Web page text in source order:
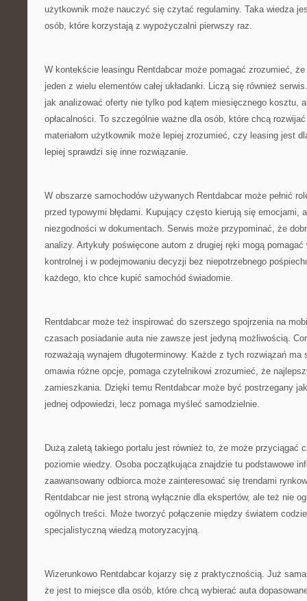
użytkownik może nauczyć się czytać regulaminy. Taka wiedza
osób, które korzystają z wypożyczalni pierwszy raz.
W kontekście leasingu Rentdabcar może pomagać zrozumieć,
jeden z wielu elementów całej układanki. Liczą się również
jak analizować oferty nie tylko pod kątem miesięcznego kosztu,
opłacalności. To szczególnie ważne dla osób, które chcą
materiałom użytkownik może lepiej zrozumieć, czy leasing jest
lepiej sprawdzi się inne rozwiązanie.
W obszarze samochodów używanych Rentdabcar może pełnić
przed typowymi błędami. Kupujący często kierują się emocjami,
niezgodności w dokumentach. Serwis może przypominać, że
analizy. Artykuły poświęcone autom z drugiej ręki mogą pomagać
kontrolnej i w podejmowaniu decyzji bez niepotrzebnego
każdego, kto chce kupić samochód świadomie.
Rentdabcar może też inspirować do szerszego spojrzenia na
czasach posiadanie auta nie zawsze jest jedyną możliwością.
rozważają wynajem długoterminowy. Każde z tych rozwiązań
omawia różne opcje, pomaga czytelnikowi zrozumieć, że
zamieszkania. Dzięki temu Rentdabcar może być postrzegany
jednej odpowiedzi, lecz pomaga myśleć samodzielnie.
Dużą zaletą takiego portalu jest również to, że może przyciągać
poziomie wiedzy. Osoba początkująca znajdzie tu podstawowe
zaawansowany odbiorca może zainteresować się trendami
Rentdabcar nie jest stroną wyłącznie dla ekspertów, ale też nie
ogólnych treści. Może tworzyć połączenie między światem
specjalistyczną wiedzą motoryzacyjną.
Wizerunkowo Rentdabcar kojarzy się z praktycznością. Już
że jest to miejsce dla osób, które chcą wybierać auta